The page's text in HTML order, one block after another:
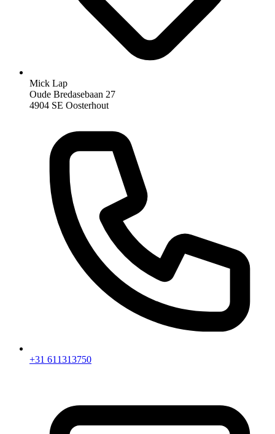
Mick Lap
Oude Bredasebaan 27
4904 SE Oosterhout
+31 611313750